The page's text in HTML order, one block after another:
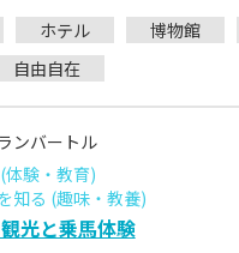
ホテル 博物館
自由自在
ンバートル
体験・教育)
知る (趣味・教養)
光と乗馬体験